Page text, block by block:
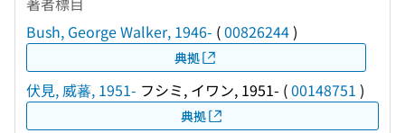
Bush, George Walker, 1946- (00826244)
典拠
伏見, 威蕃, 1951- フシミ, イワン, 1951- (00148751 )
典拠